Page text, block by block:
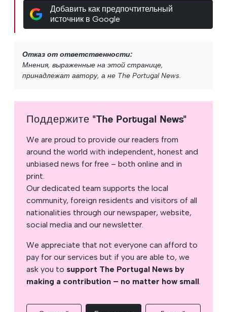
Добавить как предпочтительный
источник в Google
Отказ от ответственности:
Мнения, выраженные на этой странице,
принадлежат автору, а не The Portugal News.
Поддержите "The Portugal News"
We are proud to provide our readers from
around the world with independent, honest and
unbiased news for free – both online and in
print.
Our dedicated team supports the local
community, foreign residents and visitors of all
nationalities through our newspaper, website,
social media and our newsletter.
We appreciate that not everyone can afford to
pay for our services but if you are able to, we
ask you to support The Portugal News by
making a contribution – no matter how small.